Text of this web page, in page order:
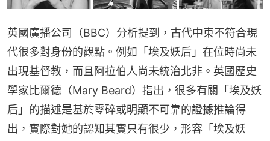
英國廣播公司（BBC）分析提到，古代中東不符合現
代很多對身份的觀點。例如「埃及妖后」在位時尚未
出現基督教，而且阿拉伯人尚未統治北非。英國歷史
學家比爾德（Mary Beard）指出，很多有關「埃及妖
后」的描述是基於零碎或明顯不可靠的證據推論得
出，實際對她的認知其實只有很少，形容「埃及妖